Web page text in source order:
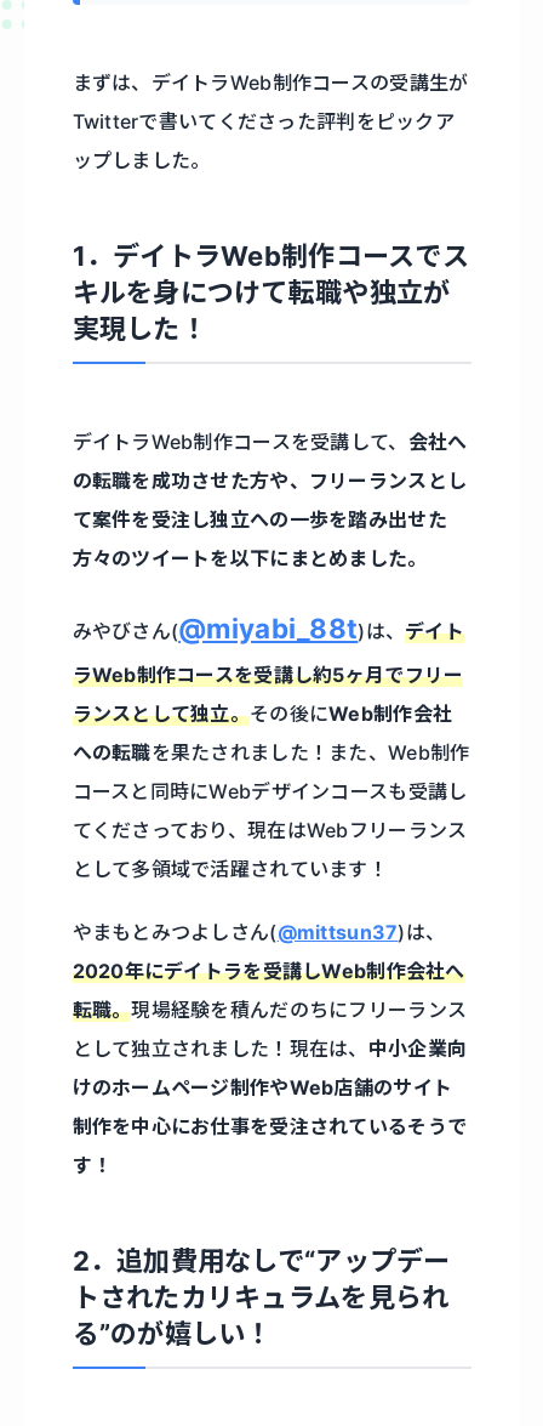
まずは、デイトラWeb制作コースの受講生が
Twitterで書いてくださった評判をピックア
ップしました。
1．デイトラWeb制作コースでス
キルを身につけて転職や独立が
実現した！
デイトラWeb制作コースを受講して、 会社へ
の転職を成功させた方や、フリーランスとし
て案件を受注し独立への一歩を踏み出せた
方々のツイートを以下にまとめました。
みやびさん(@miyabi_88t)は、デイト
ラWeb制作コースを受講し約5ヶ月でフリー
ランスとして独立。その後にWeb制作会社
への転職を果たされました！また、Web制作
コースと同時にWebデザインコースも受講し
てくださっており、現在はWebフリーランス
として多領域で活躍されています！
やまもとみつよしさん(@mittsun37)は、
2020年にデイトラを受講しWeb制作会社へ
転職。現場経験を積んだのちにフリーランス
として独立されました！現在は、 中小企業向
けのホームページ制作やWeb店舗のサイト
制作を中心にお仕事を受注されているそうで
す！
2．追加費用なしで“アップデー
トされたカリキュラムを見られ
る”のが嬉しい！